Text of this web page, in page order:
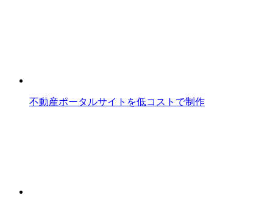
不動産ポータルサイトを低コストで制作